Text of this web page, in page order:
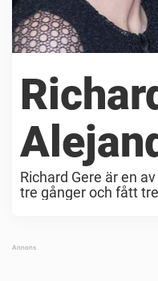
Richard Gere är en
tre gånger och fått